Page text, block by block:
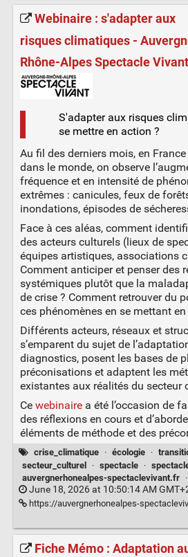
Webinaire : s'adapter aux
risques climatiques -
Rhône-Alpes Spectacle Vivant
S'adapter aux risques
se mettre en action ?
Au fil des derniers mois, en
dans le monde, on observe
fréquence et en intensité de
extrêmes : canicules, feux de
inondations, épisodes de
Face à ces aléas, comment
des acteurs culturels (lieux de
équipes artistiques, associations
Comment anticiper et penser des
systémiques plutôt que la
de crise ? Comment retrouver du
ces phénomènes en se mettant
Différents acteurs, réseaux et
s’emparent du sujet de
diagnostics, posent les bases de
préconisations et adaptent les
existantes aux réalités du secteur
Ce webinairea été l’occasion de
des réflexions en cours et
éléments de méthode et des
crise_climatique · écologie ·
secteur_culturel
· spectacle ·
auvergnerhonealpes-spectaclevivant.fr
·
June 18, 2026 at 10:50:14 AM
https://auvergnerhonealpes-spectaclevivant.fr/ressources/sadapter-aux-
Fiche Mémo : Adaptation